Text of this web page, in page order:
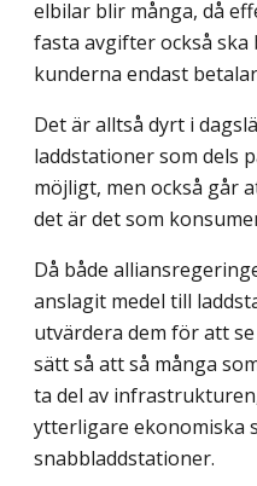
elbilar blir många, då
fasta avgifter också ska
kunderna endast
Det är alltså dyrt i
laddstationer som dels
möjligt, men också går
det är det som
Då både
anslagit medel till
utvärdera dem för att
sätt så att så många
ta del av
ytterligare ekonomiska
snabbladdstationer.